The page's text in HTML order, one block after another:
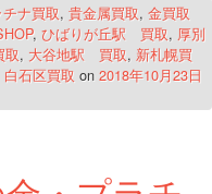
ナ買取, 貴金属買取, 金買取
, ひばりが丘駅 買取, 厚別
取, 大谷地駅 買取, 新札幌買
白石区買取 on 2018年10月23日